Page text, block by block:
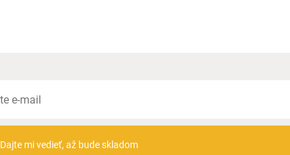
Dajte mi vedieť, až bude skladom